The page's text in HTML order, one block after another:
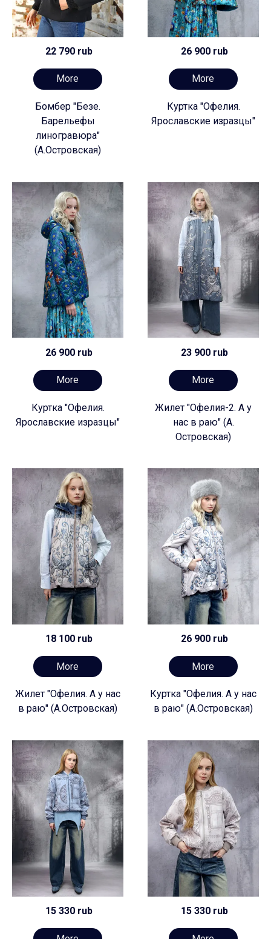
22 790 rub
More
Бомбер "Безе.
Барельефы
линогравюра"
(А.Островская)
26 900 rub
More
Куртка "Офелия.
Ярославские изразцы"
26 900 rub
More
Куртка "Офелия.
Ярославские изразцы"
23 900 rub
More
Жилет "Офелия-2. А у
нас в раю" (А.
Островская)
18 100 rub
More
Жилет "Офелия. А у нас
в раю" (А.Островская)
26 900 rub
More
Куртка "Офелия. А у нас
в раю" (А.Островская)
15 330 rub 15 330 rub